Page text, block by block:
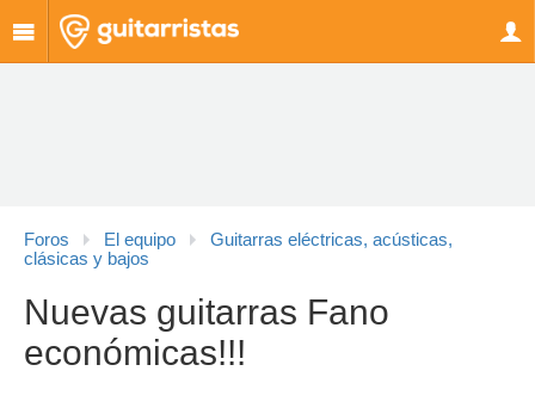
Foros El equipo
Guitarras eléctricas, acústicas,
clásicas y bajos
Nuevas guitarras Fano
económicas!!!